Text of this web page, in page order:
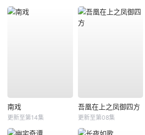
南戏
更新至第14集
吾凰在上之凤御四方
更新至第08集